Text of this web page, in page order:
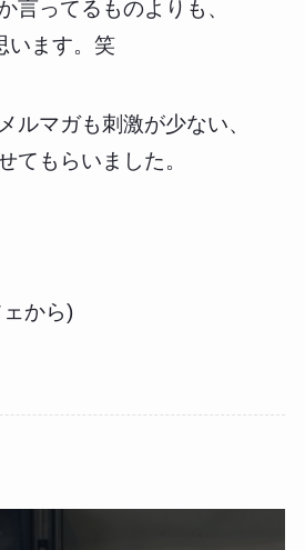
言ってるものよりも、
います。笑
ルマガも刺激が少ない、
てもらいました。
から)